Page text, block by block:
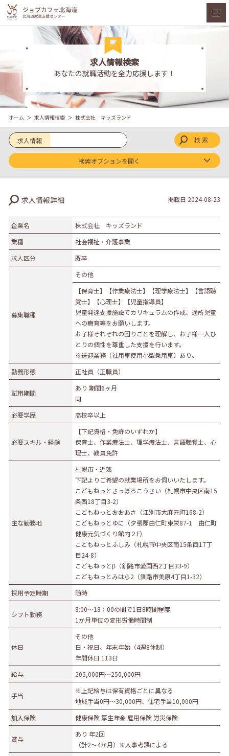
求人情報検索
あなたの就職活動を全力応援します！
ホーム 求人情報検索 株式会社 キッズランド
求人情報
検索オプションを開く
業種
農林水産業
建設業
食品製造業
その他の製造業
電気・ガス・熱供給業
通信業・情報サービス業
運輸業
百貨店・スーパーマーケット
衣服等身の回り品小売業
医薬品小売業
教育・学習支援業
不動産業
宿泊業
飲食サービス業
医療業
その他サービス
生活関連サービス業
販売職 営業職
技術職
勤務形態
契約 公務員
団体職員
札幌市・近郊 函館市・近郊
旭川市・近郊
釧路市・近郊
北見市・近郊
求人情報詳細 掲載日 2024-08-23
企業名
株式会社 キッズランド
業種
社会福祉・介護事業
求人区分
既卒
募集職種
その他
【保育士】【作業療法士】【理学療法士】【言語聴
覚士】【心理士】【児童指導員】
児童発達支援施設でカリキュラムの作成、通所児童
への療育等をお願いします。
お子様それぞれの困りごとを理解し、お子様一人ひ
とりの個性を尊重した支援を行います。
※送迎業務（社用車使用小型乗用車）あり。
勤務形態
正社員（正職員）
試用期間
あり 期間6ヶ月
同
必要学歴
高校卒以上
必要スキル・経験
【下記資格・免許のいずれか】
保育士、作業療法士、理学療法士、言語聴覚士、心
理士、教員免許
主な勤務地
札幌市・近郊
下記よりご希望の就業場所をお伺いいたします。
こどもねっとさっぽろこうさい（札幌市中央区南15
条西18丁目3-2）
こどもねっとおおあさ（江別市大麻元町168-2）
こどもねっとゆに（夕張郡由仁町東栄87-1 由仁町
健康元気づくり館内２F）
こどもねっとふしみ（札幌市中央区南15条西17丁
目24-8）
こどもねっとβ（釧路市愛国西2丁目33-9）
こどもねっとみはら2（釧路市美原4丁目1-32）
採用予定時期
随時
シフト勤務
8:00～18：00の間で1日8時間程度
1か月単位の変形労働時間制
休日
その他
日・祝日、年末年始（4週8休制）
年間休日 113日
給与
205,000円〜250,000円
手当
※上記給与は保有資格ごとに異なる
地域手当0円～30,000円、住宅手当10,000円
加入保険
健康保険 厚生年金 雇用保険 労災保険
賞与
あり 年2回
（計2～4か月）※人事考課による